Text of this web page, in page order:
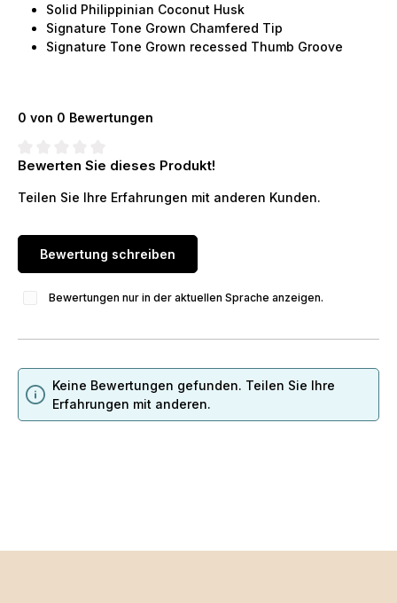
Solid Philippinian Coconut Husk
Signature Tone Grown Chamfered Tip
Signature Tone Grown recessed Thumb Groove
0 von 0 Bewertungen
Durchschnittliche Bewertung von 0 von 5 Sternen
Bewerten Sie dieses Produkt!
Teilen Sie Ihre Erfahrungen mit anderen Kunden.
Bewertung schreiben
Bewertungen nur in der aktuellen Sprache anzeigen.
Keine Bewertungen gefunden. Teilen Sie Ihre
Erfahrungen mit anderen.